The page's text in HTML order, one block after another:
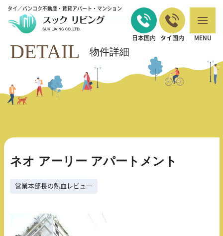
タイ／バンコク不動産・賃貸アパート・マンション
日本国内 タイ国内 MENU
バンコクの不動産・賃貸 TOP >営業本部長の熱血レビュー>ネオ アーリー
アパートメント
DETAIL 物件詳細
ネオ アーリー アパートメント
営業本部長の熱血レビュー